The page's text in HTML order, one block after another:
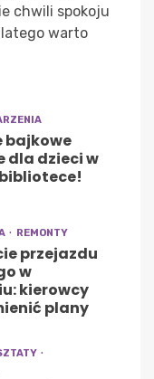
chwili spokoju
warto
bajkowe
dla dzieci w
REMONTY
przejazdu
w
kierowcy
plany